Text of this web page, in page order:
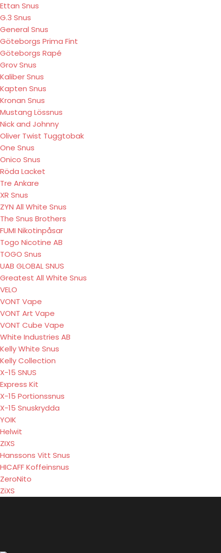
Ettan Snus
G.3 Snus
General Snus
Göteborgs Prima Fint
Göteborgs Rapé
Grov Snus
Kaliber Snus
Kapten Snus
Kronan Snus
Mustang Lössnus
Nick and Johnny
Oliver Twist Tuggtobak
One Snus
Onico Snus
Röda Lacket
Tre Ankare
XR Snus
ZYN All White Snus
The Snus Brothers
FUMI Nikotinpåsar
Togo Nicotine AB
TOGO Snus
UAB GLOBAL SNUS
Greatest All White Snus
VELO
VONT Vape
VONT Art Vape
VONT Cube Vape
White Industries AB
Kelly White Snus
Kelly Collection
X-15 SNUS
Express Kit
X-15 Portionssnus
X-15 Snuskrydda
YOIK
Helwit
ZIXS
Hanssons Vitt Snus
HICAFF Koffeinsnus
ZeroNito
ZiXS